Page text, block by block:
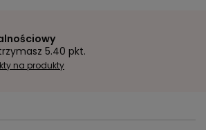
5.40 pkt.
na produkty